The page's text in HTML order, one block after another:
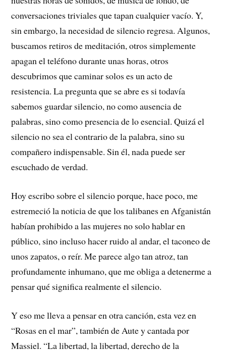
conversaciones triviales que tapan cualquier vacío. Y,
sin embargo, la necesidad de silencio regresa. Algunos,
buscamos retiros de meditación, otros simplemente
apagan el teléfono durante unas horas, otros
descubrimos que caminar solos es un acto de
resistencia. La pregunta que se abre es si todavía
sabemos guardar silencio, no como ausencia de
palabras, sino como presencia de lo esencial. Quizá el
silencio no sea el contrario de la palabra, sino su
compañero indispensable. Sin él, nada puede ser
escuchado de verdad.
Hoy escribo sobre el silencio porque, hace poco, me
estremeció la noticia de que los talibanes en Afganistán
habían prohibido a las mujeres no solo hablar en
público, sino incluso hacer ruido al andar, el taconeo de
unos zapatos, o reír. Me parece algo tan atroz, tan
profundamente inhumano, que me obliga a detenerme a
pensar qué significa realmente el silencio.
Y eso me lleva a pensar en otra canción, esta vez en
“Rosas en el mar”, también de Aute y cantada por
Massiel. “La libertad, la libertad, derecho de la